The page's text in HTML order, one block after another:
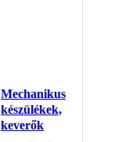
Mechanikus
készülékek,
keverők